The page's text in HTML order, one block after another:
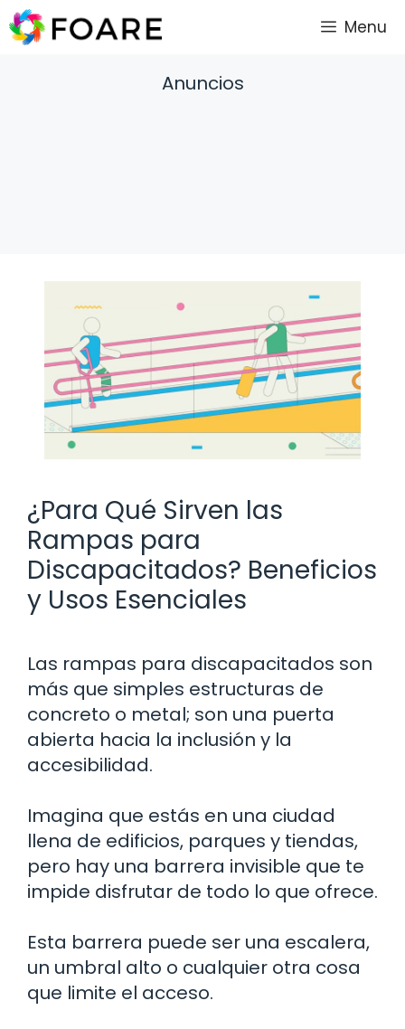
Saltar
al
Menu
Anuncios
¿Para Qué Sirven las
Rampas para
Discapacitados? Beneficios
y Usos Esenciales
Las rampas para discapacitados son
más que simples estructuras de
concreto o metal; son una puerta
abierta hacia la inclusión y la
accesibilidad.
Imagina que estás en una ciudad
llena de edificios, parques y tiendas,
pero hay una barrera invisible que te
impide disfrutar de todo lo que ofrece.
Esta barrera puede ser una escalera,
un umbral alto o cualquier otra cosa
que limite el acceso.